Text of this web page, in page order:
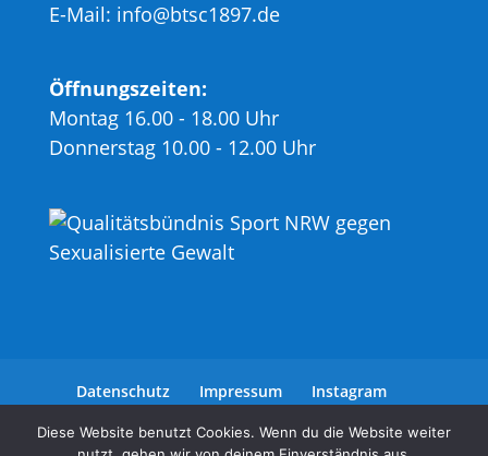
E-Mail: info@btsc1897.de
Öffnungszeiten:
Montag 16.00 - 18.00 Uhr
Donnerstag 10.00 - 12.00 Uhr
Datenschutz Impressum
Instagram
Facebook
Diese Website benutzt Cookies. Wenn du die Website weiter